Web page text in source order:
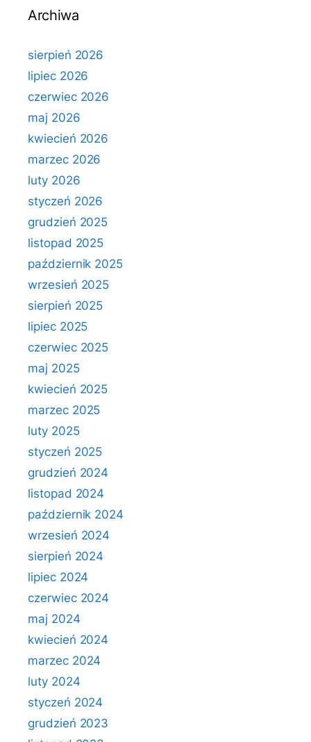
Archiwa
sierpień 2026
lipiec 2026
czerwiec 2026
maj 2026
kwiecień 2026
marzec 2026
luty 2026
styczeń 2026
grudzień 2025
listopad 2025
październik 2025
wrzesień 2025
sierpień 2025
lipiec 2025
czerwiec 2025
maj 2025
kwiecień 2025
marzec 2025
luty 2025
styczeń 2025
grudzień 2024
listopad 2024
październik 2024
wrzesień 2024
sierpień 2024
lipiec 2024
czerwiec 2024
maj 2024
kwiecień 2024
marzec 2024
luty 2024
styczeń 2024
grudzień 2023